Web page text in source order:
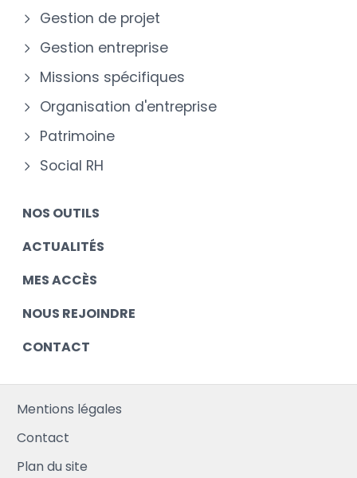
Gestion de projet
Gestion entreprise
Missions spécifiques
Organisation d'entreprise
Patrimoine
Social RH
NOS OUTILS
ACTUALITÉS
MES ACCÈS
NOUS REJOINDRE
CONTACT
Mentions légales
Contact
Plan du site